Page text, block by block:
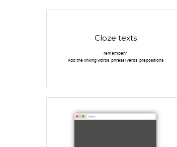
Cloze texts
remember?
Add the linking words, phrasal verbs, prepositions
https: